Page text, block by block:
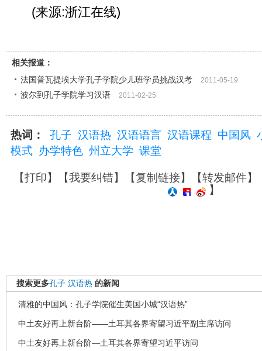
(来源:浙江在线)
相关报道：
法国普瓦提埃大学孔子学院少儿班学员挑战汉考
2011-05-19
波尔到孔子学院学习汉语 2011-02-25
热词： 孔子 汉语热 汉语语言 汉语课程 中国风
模式 办学特色 州立大学 课堂
【打印】【我要纠错】【复制链接】【转发邮件】
】
搜索更多孔子 汉语热 的新闻
清雅的中国风：孔子学院催生美国小城“汉语热”
中土友好再上新台阶——土耳其各界寄望习近平副主席访问
中土友好再上新台阶―土耳其各界寄望习近平访问